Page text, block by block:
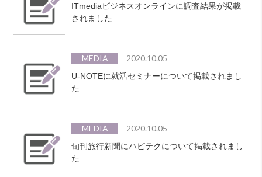
ITmediaビジネスオンラインに調査結果が掲載
されました
MEDIA 2020.10.05
U-NOTEに就活セミナーについて掲載されまし
た
MEDIA 2020.10.05
旬刊旅行新聞にハピテクについて掲載されまし
た